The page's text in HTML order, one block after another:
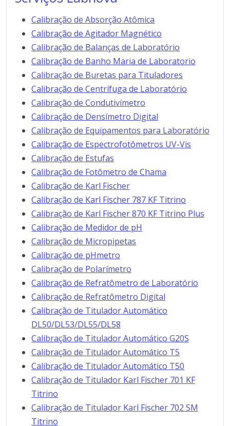
Calibração de Absorção Atômica
Calibração de Agitador Magnético
Calibração de Balanças de Laboratório
Calibração de Banho Maria de Laboratorio
Calibração de Buretas para Tituladores
Calibração de Centrífuga de Laboratório
Calibração de Condutivímetro
Calibração de Densímetro Digital
Calibração de Equipamentos para Laboratório
Calibração de Espectrofotômetros UV-Vis
Calibração de Estufas
Calibração de Fotômetro de Chama
Calibração de Karl Fischer
Calibração de Karl Fischer 787 KF Titrino
Calibração de Karl Fischer 870 KF Titrino Plus
Calibração de Medidor de pH
Calibração de Micropipetas
Calibração de pHmetro
Calibração de Polarímetro
Calibração de Refratômetro de Laboratório
Calibração de Refratômetro Digital
Calibração de Titulador Automático
DL50/DL53/DL55/DL58
Calibração de Titulador Automático G20S
Calibração de Titulador Automático T5
Calibração de Titulador Automático T50
Calibração de Titulador Karl Fischer 701 KF
Titrino
Calibração de Titulador Karl Fischer 702 SM
Titrino